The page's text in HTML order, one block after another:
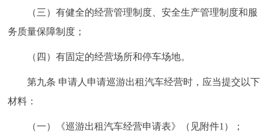
（三）有健全的经营管理制度、安全生产管理制度和服
务质量保障制度；
（四）有固定的经营场所和停车场地。
第九条 申请人申请巡游出租汽车经营时，应当提交以下
材料：
（一）《巡游出租汽车经营申请表》（见附件1）；